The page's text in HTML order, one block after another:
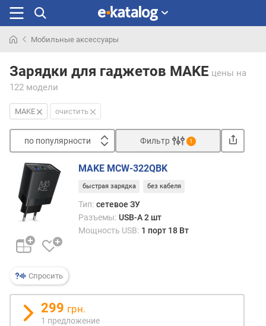
раньше
Мобильные аксессуары
Зарядки для гаджетов MAKE цены на
122 модели
MAKE очистить
по популярности
п
о
п
о
у
л
р
н
с
Фильтр 1
Спросить
MAKE MCW-322QBK
быстрая зарядка без кабеля
Тип: сетевое ЗУ
Разъемы: USB-A 2 шт
Мощность USB: 1 порт 18 Вт
299 грн.
1 предложение